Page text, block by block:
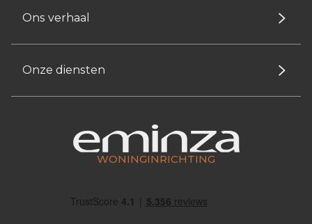
Ons verhaal
Onze diensten
WONINGINRICHTING